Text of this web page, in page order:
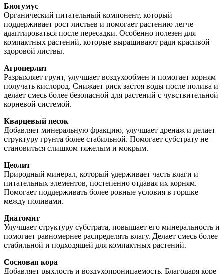
Биогумус
Органический питательный компонент, который
поддерживает рост листьев и помогает растению легче
адаптироваться после пересадки. Особенно полезен для
компактных растений, которые выращивают ради красивой
здоровой листвы.
Агроперлит
Разрыхляет грунт, улучшает воздухообмен и помогает корням
получать кислород. Снижает риск застоя воды после полива и
делает смесь более безопасной для растений с чувствительной
корневой системой.
Кварцевый песок
Добавляет минеральную фракцию, улучшает дренаж и делает
структуру грунта более стабильной. Помогает субстрату не
становиться слишком тяжелым и мокрым.
Цеолит
Природный минерал, который удерживает часть влаги и
питательных элементов, постепенно отдавая их корням.
Помогает поддерживать более ровные условия в горшке
между поливами.
Диатомит
Улучшает структуру субстрата, повышает его минеральность и
помогает равномернее распределять влагу. Делает смесь более
стабильной и подходящей для компактных растений.
Сосновая кора
Добавляет рыхлость и воздухопроницаемость. Благодаря коре